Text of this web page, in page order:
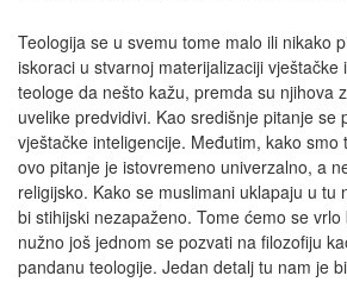
Teologija se u svemu tome malo ili nikako
iskoraci u stvarnoj materijalizaciji vještačke
teologe da nešto kažu, premda su njihova
uvelike predvidivi. Kao središnje pitanje se
vještačke inteligencije. Međutim, kako smo
ovo pitanje je istovremeno univerzalno, a
religijsko. Kako se muslimani uklapaju u tu
bi stihijski nezapaženo. Tome ćemo se
nužno još jednom se pozvati na filozofiju
pandanu teologije. Jedan detalj tu nam je